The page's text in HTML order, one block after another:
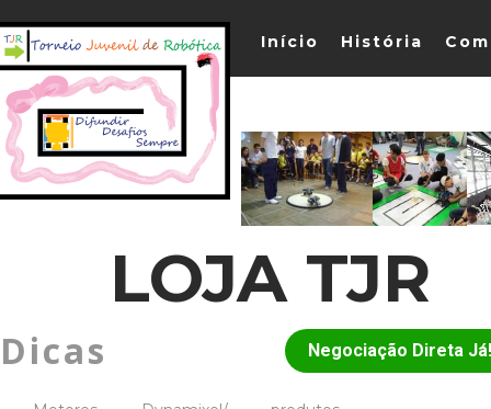
Início História
LOJA TJR
Dicas Negociação Direta Já!